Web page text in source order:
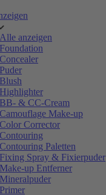
Alle anzeigen
Foundation
Concealer
Puder
Blush
Highlighter
BB- & CC-Cream
Camouflage Make-up
Color Corrector
Contouring
Contouring Paletten
Fixing Spray & Fixierpuder
Make-up Entferner
Mineralpuder
Primer